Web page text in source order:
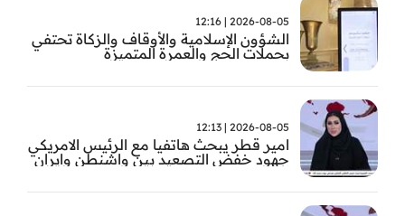
2026-08-05 | 12:16
الشؤون الإسلامية والأوقاف والزكاة تحتفي
بحملات الحج والعمرة المتميزة
2026-08-05 | 12:13
امير قطر يبحث هاتفيا مع الرئيس الامريكي
جهود خفض التصعيد بين واشنطن وايران